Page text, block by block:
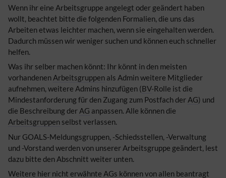
Wenn ihr eine Arbeitsgruppe angelegt oder geändert haben
wollt, beachtet bitte die folgenden Formalien, die uns das
Arbeiten etwas leichter machen, wenn sie eingehalten werden.
Dadurch müssen wir weniger suchen und können euch schneller
helfen.
Was ihr selber machen könnt: Ihr könnt in den meisten
vorhandenen Arbeitsgruppen als Admin weitere Mitglieder
aufnehmen, weitere Admins hinzufügen (BV-Rolle ist die
Mindestanforderung für den Zugang zum Postfach der AG) und
die Beschreibung der AG anpassen. Alle können die
Arbeitsgruppen selbst verlassen.
Nur GOALS-Meldungsgruppen, -Schiedsstellen, -Verwaltung
und -Vorstand werden von unserer Arbeitsgruppe geändert, lest
dazu bitte den Abschnitt weiter unten.
Weitere hier nicht erwähnte AGs können von allen beantragt